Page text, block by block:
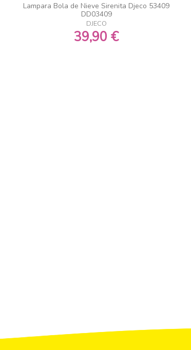
Lampara Bola de Nieve Sirenita Djeco 53409
DD03409
DJECO
39,90 €